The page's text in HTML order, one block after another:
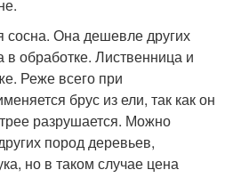
сосна. Она дешевле других
обработке. Лиственница и
Реже всего при
брус из ели, так как он
разрушается. Можно
пород деревьев,
но в таком случае цена